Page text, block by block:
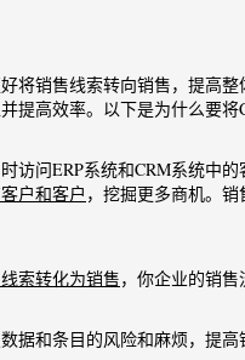
将销售线索转向销售，提高
高效率。以下是为什么要将
访问ERP系统和CRM系统中
户和客户 ，挖掘更多商机。
索转化为销售，你企业的销售
和条目的风险和麻烦，提高